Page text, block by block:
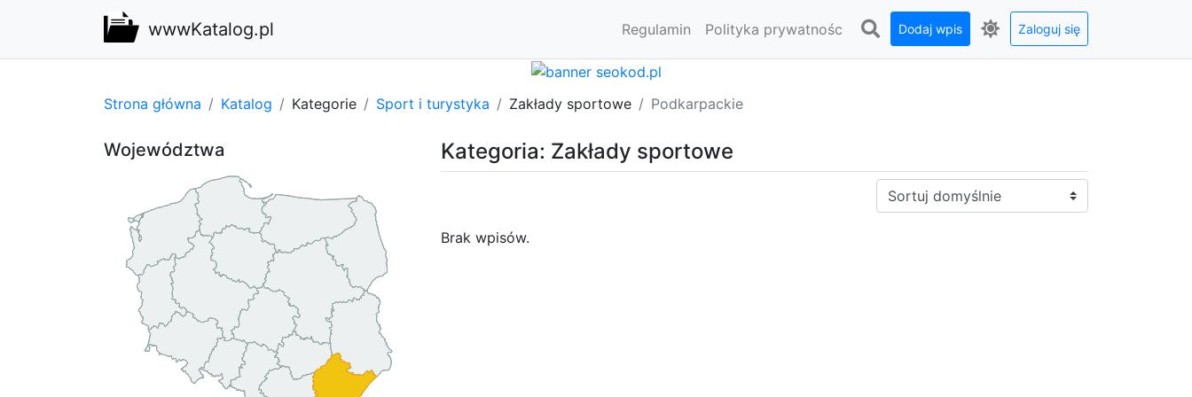
wwwKatalog.pl Regulamin Polityka prywatnośc Dodaj wpis Zaloguj się
Strona główna Katalog Kategorie Sport i turystyka Zakłady sportowe Podkarpackie
Kategoria: Zakłady sportowe
Sortuj:
Brak wpisów.
Województwa